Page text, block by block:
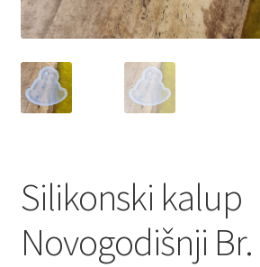
Silikonski kalup
Novogodišnji Br.